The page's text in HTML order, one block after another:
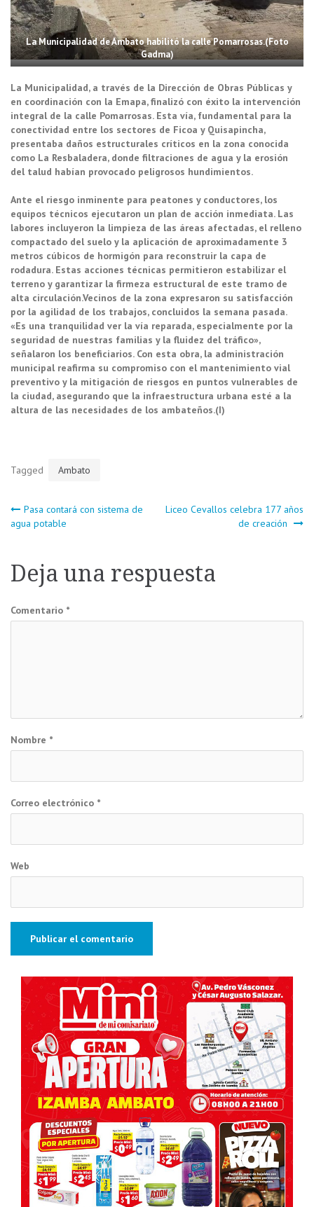
La Municipalidad de Ambato habilitó la calle Pomarrosas.(Foto
Gadma)
La Municipalidad, a través de la Dirección de Obras Públicas y
en coordinación con la Emapa, finalizó con éxito la intervención
integral de la calle Pomarrosas. Esta vía, fundamental para la
conectividad entre los sectores de Ficoa y Quisapincha,
presentaba daños estructurales críticos en la zona conocida
como La Resbaladera, donde filtraciones de agua y la erosión
del talud habían provocado peligrosos hundimientos.
Ante el riesgo inminente para peatones y conductores, los
equipos técnicos ejecutaron un plan de acción inmediata. Las
labores incluyeron la limpieza de las áreas afectadas, el relleno
compactado del suelo y la aplicación de aproximadamente 3
metros cúbicos de hormigón para reconstruir la capa de
rodadura. Estas acciones técnicas permitieron estabilizar el
terreno y garantizar la firmeza estructural de este tramo de
alta circulación.Vecinos de la zona expresaron su satisfacción
por la agilidad de los trabajos, concluidos la semana pasada.
«Es una tranquilidad ver la vía reparada, especialmente por la
seguridad de nuestras familias y la fluidez del tráfico»,
señalaron los beneficiarios. Con esta obra, la administración
municipal reafirma su compromiso con el mantenimiento vial
preventivo y la mitigación de riesgos en puntos vulnerables de
la ciudad, asegurando que la infraestructura urbana esté a la
altura de las necesidades de los ambateños.(I)
Tagged Ambato
Navegación
entradas
Pasa contará con sistema de
agua potable
Liceo Cevallos celebra 177 años
de creación
Deja una respuesta
Comentario *
Nombre *
Correo electrónico *
Web